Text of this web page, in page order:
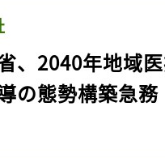
、2040年地域
の態勢構築急務